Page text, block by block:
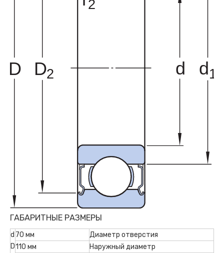
ГАБАРИТНЫЕ РАЗМЕРЫ
d 70 мм
Диаметр отверстия
D110 мм
Наружный диаметр